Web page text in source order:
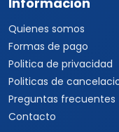
Quienes somos
Formas de pago
Politica de privacidad
Politicas de
Preguntas frecuentes
Contacto